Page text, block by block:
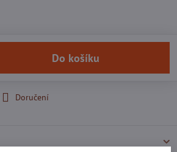
Do košíku
Doručení